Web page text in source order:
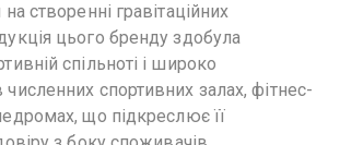
на створенні гравітаційних
цього бренду здобула
спільноті і широко
спортивних залах, фітнес-
що підкреслює її